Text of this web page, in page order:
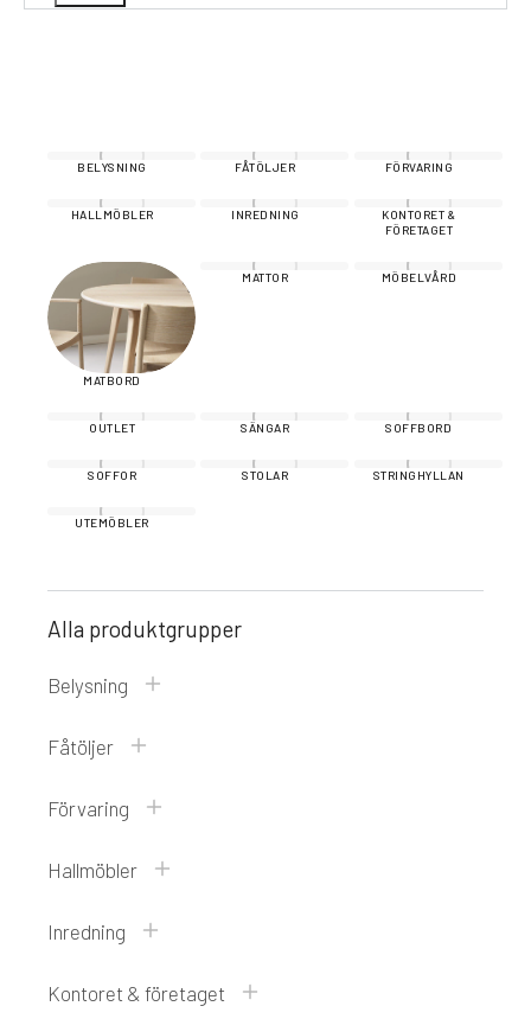
BELYSNING FÅTÖLJER FÖRVARING
HALLMÖBLER INREDNING
KONTORET &
FÖRETAGET
MATBORD
MATTOR MÖBELVÅRD
OUTLET SÄNGAR SOFFBORD
SOFFOR STOLAR STRINGHYLLAN
UTEMÖBLER
Alla produktgrupper
Belysning
Fåtöljer
Förvaring
Hallmöbler
Inredning
Kontoret & företaget